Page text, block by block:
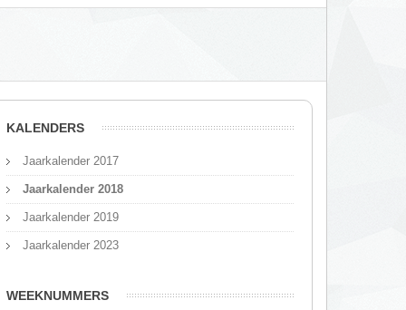
KALENDERS
Jaarkalender 2017
Jaarkalender 2018
Jaarkalender 2019
Jaarkalender 2023
WEEKNUMMERS